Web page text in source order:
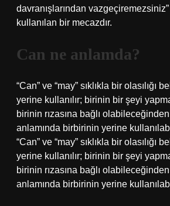
davranışlarından
kullanılan bir mecazdır.
Can ne anlamda?
“Can” ve “may” sıklıkla bir olasılığı
yerine kullanılır; birinin bir şeyi
birinin rızasına bağlı
anlamında birbirinin yerine
“Can” ve “may” sıklıkla bir olasılığı
yerine kullanılır; birinin bir şeyi
birinin rızasına bağlı
anlamında birbirinin yerine